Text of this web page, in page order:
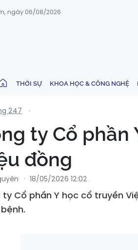
ngày 06/08/2026
THỜI SỰ KHOA HỌC & CÔNG NGHỆ
247
ty Cổ phần
đồng
18/05/2026 12:02
ty Cổ phần Y học cổ truyền